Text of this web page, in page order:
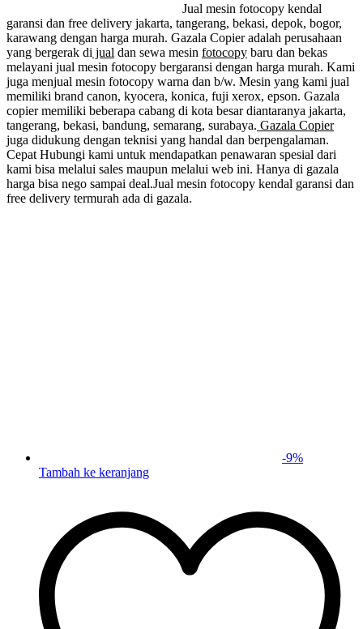
Jual mesin fotocopy kendal
garansi dan free delivery jakarta, tangerang, bekasi, depok, bogor,
karawang dengan harga murah. Gazala Copier adalah perusahaan
yang bergerak di jual dan sewa mesin fotocopy baru dan bekas
melayani jual mesin fotocopy bergaransi dengan harga murah. Kami
juga menjual mesin fotocopy warna dan b/w. Mesin yang kami jual
memiliki brand canon, kyocera, konica, fuji xerox, epson. Gazala
copier memiliki beberapa cabang di kota besar diantaranya jakarta,
tangerang, bekasi, bandung, semarang, surabaya. Gazala Copier
juga didukung dengan teknisi yang handal dan berpengalaman.
Cepat Hubungi kami untuk mendapatkan penawaran spesial dari
kami bisa melalui sales maupun melalui web ini. Hanya di gazala
harga bisa nego sampai deal.Jual mesin fotocopy kendal garansi dan
free delivery termurah ada di gazala.
-9%
Tambah ke keranjang